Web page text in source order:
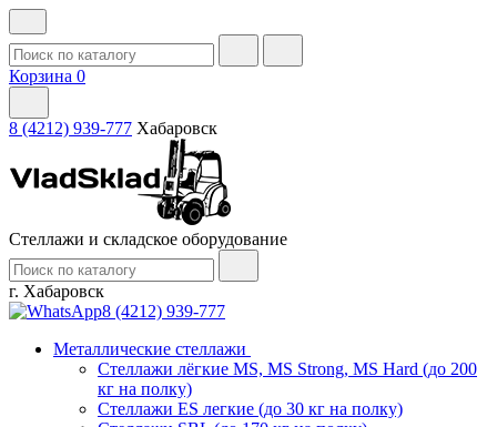
Корзина 0
8 (4212) 939-777 Хабаровск
Стеллажи и складское оборудование
г. Хабаровск
8 (4212) 939-777
Металлические стеллажи
Стеллажи лёгкие MS, MS Strong, MS Hard (до 200
кг на полку)
Стеллажи ES легкие (до 30 кг на полку)